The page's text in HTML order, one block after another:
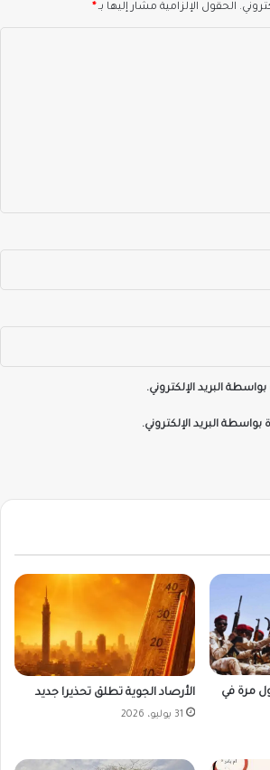
الحقول الإلزامية مشار إليها بـ*
البريد الإلكتروني.
البريد الإلكتروني.
مرة في
الأرصاد الجوية تطلق تحذيرا جديد
31 يوليو، 2026